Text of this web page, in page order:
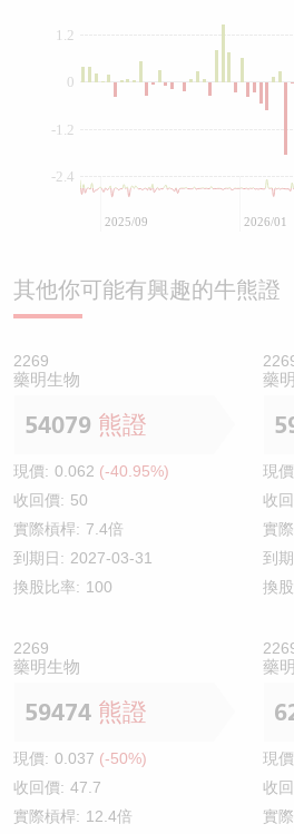
0
-2.4
-1.2
1.2
2025/09 2026/01
其他你可能有興趣的牛熊證
2269
藥明生物
54079 熊證
現價: 0.062 (-40.95%)
收回價: 50
實際槓桿: 7.4倍
到期日: 2027-03-31
換股比率: 100
藥
現
收
實
到
換
2269
藥明生物
59474 熊證
現價: 0.037 (-50%)
收回價: 47.7
實際槓桿: 12.4倍
藥
現
收
實